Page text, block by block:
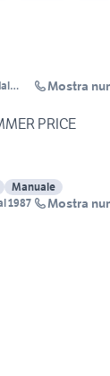
Mostra
PRICE
Manuale
1987 Mostra